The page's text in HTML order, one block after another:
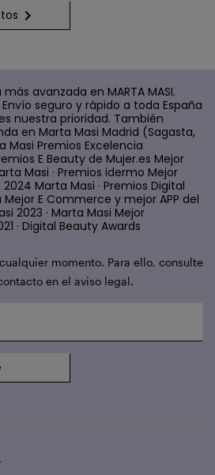

avanzada en MARTA MASI.
seguro y rápido a toda España
nuestra prioridad. También
en Marta Masi Madrid (Sagasta,
Masi Premios Excelencia
E Beauty de Mujer.es Mejor
Masi · Premios idermo Mejor
Marta Masi · Premios Digital
E Commerce y mejor APP del
2023 · Marta Masi Mejor
· Digital Beauty Awards
momento. Para ello, consulte
en el aviso legal.